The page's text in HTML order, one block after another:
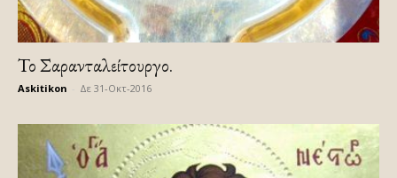
Το Σαρανταλείτουργο.
Askitikon Δε 31-Οκτ-2016